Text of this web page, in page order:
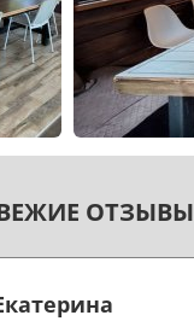
ОТЗЫВЫ